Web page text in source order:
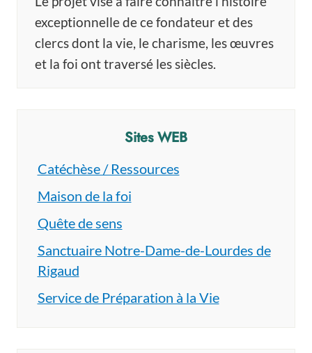
exceptionnelle de ce fondateur et des
clercs dont la vie, le charisme, les œuvres
et la foi ont traversé les siècles.
Sites WEB
Catéchèse / Ressources
Maison de la foi
Quête de sens
Sanctuaire Notre-Dame-de-Lourdes de
Rigaud
Service de Préparation à la Vie